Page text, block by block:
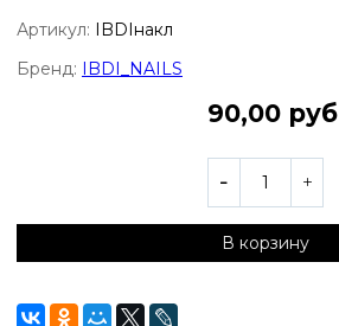
Артикул: IBDIнакл
Бренд: IBDI_NAILS
90,00 руб
В корзину